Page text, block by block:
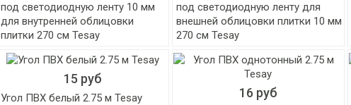
под светодиодную ленту 10 мм
для внутренней облицовки
плитки 270 см Tesay
под светодиодную ленту для
внешней облицовки плитки 10 мм
270 см Tesay
15 руб
Угол ПВХ белый 2.75 м Tesay 16 руб